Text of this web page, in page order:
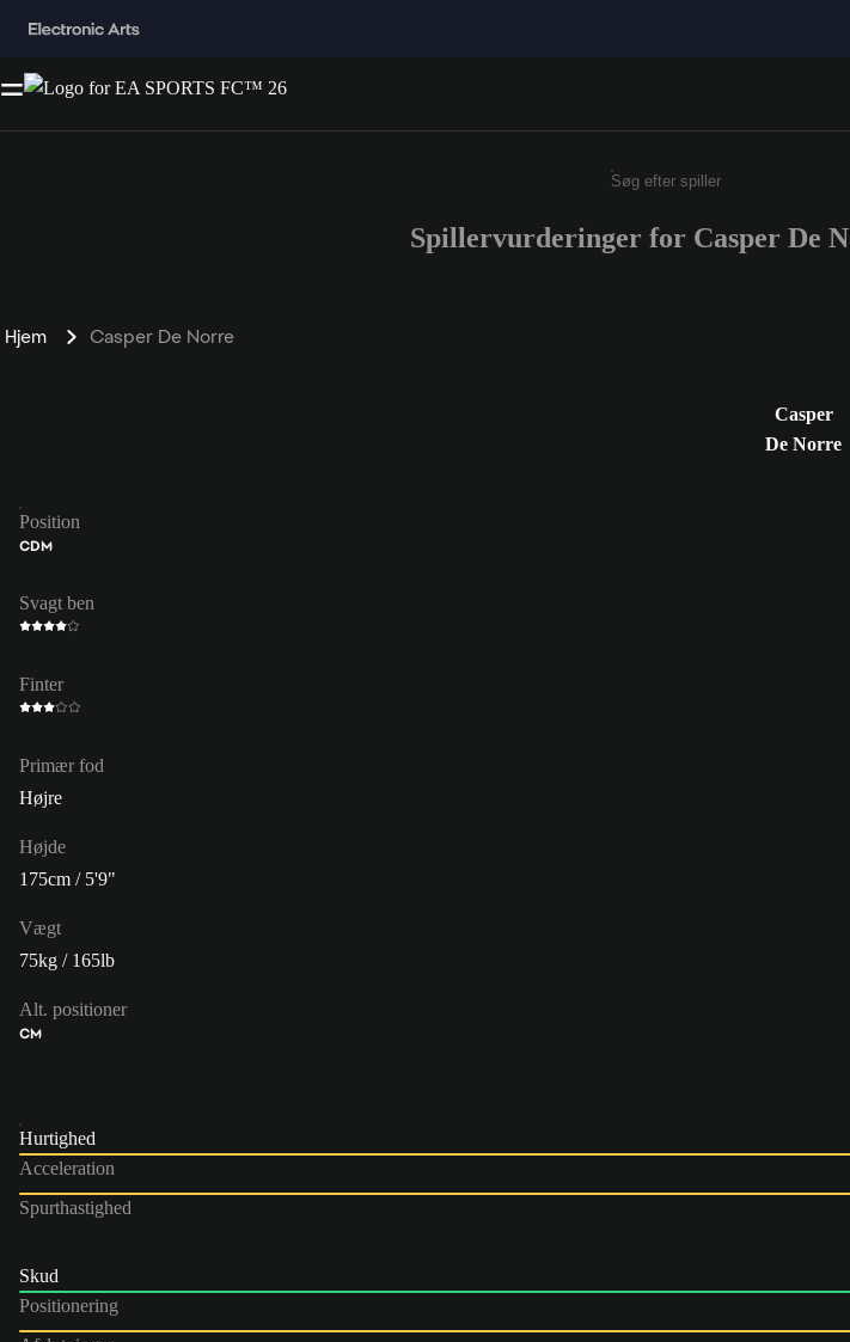
Enter a minimum of 3
Spillervurderinger for Casper De
Hjem Casper De Norre
Casper
De Norre
Position
CDM
Svagt ben
Finter
Primær fod
Højre
Højde
175cm / 5'9"
Vægt
75kg / 165lb
Alt. positioner
CM
Hurtighed
Acceleration
Spurthastighed
Skud
Positionering